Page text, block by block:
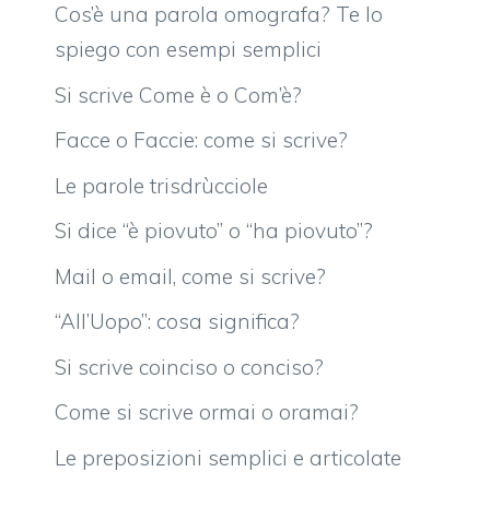
Cos’è una parola omografa? Te lo
spiego con esempi semplici
Si scrive Come è o Com’è?
Facce o Faccie: come si scrive?
Le parole trisdrùcciole
Si dice “è piovuto” o “ha piovuto”?
Mail o email, come si scrive?
“All’Uopo”: cosa significa?
Si scrive coinciso o conciso?
Come si scrive ormai o oramai?
Le preposizioni semplici e articolate